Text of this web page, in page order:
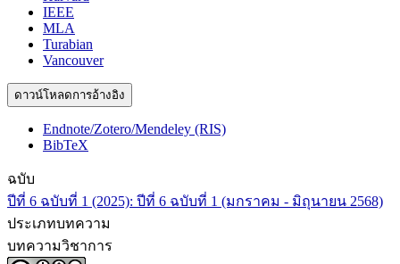
IEEE
MLA
Turabian
Vancouver
ดาวน์โหลดการอ้างอิง
Endnote/Zotero/Mendeley (RIS)
BibTeX
ฉบับ
ปีที่ 6 ฉบับที่ 1 (2025): ปีที่ 6 ฉบับที่ 1 (มกราคม - มิถุนายน 2568)
ประเภทบทความ
บทความวิชาการ